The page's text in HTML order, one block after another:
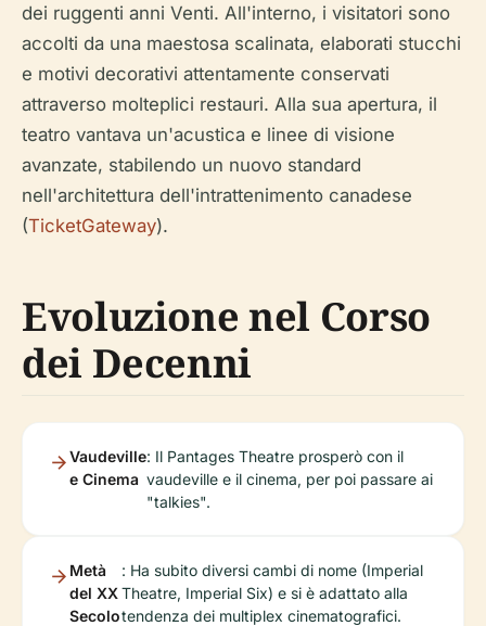
dei ruggenti anni Venti. All'interno, i visitatori sono
accolti da una maestosa scalinata, elaborati stucchi
e motivi decorativi attentamente conservati
attraverso molteplici restauri. Alla sua apertura, il
teatro vantava un'acustica e linee di visione
avanzate, stabilendo un nuovo standard
nell'architettura dell'intrattenimento canadese
(TicketGateway).
Evoluzione nel Corso
dei Decenni
Vaudeville
e Cinema
: Il Pantages Theatre prosperò con il
vaudeville e il cinema, per poi passare ai
"talkies".
Metà
del XX
Secolo
: Ha subito diversi cambi di nome (Imperial
Theatre, Imperial Six) e si è adattato alla
tendenza dei multiplex cinematografici.